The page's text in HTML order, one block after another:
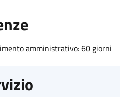
amministrativo: 60 giorni